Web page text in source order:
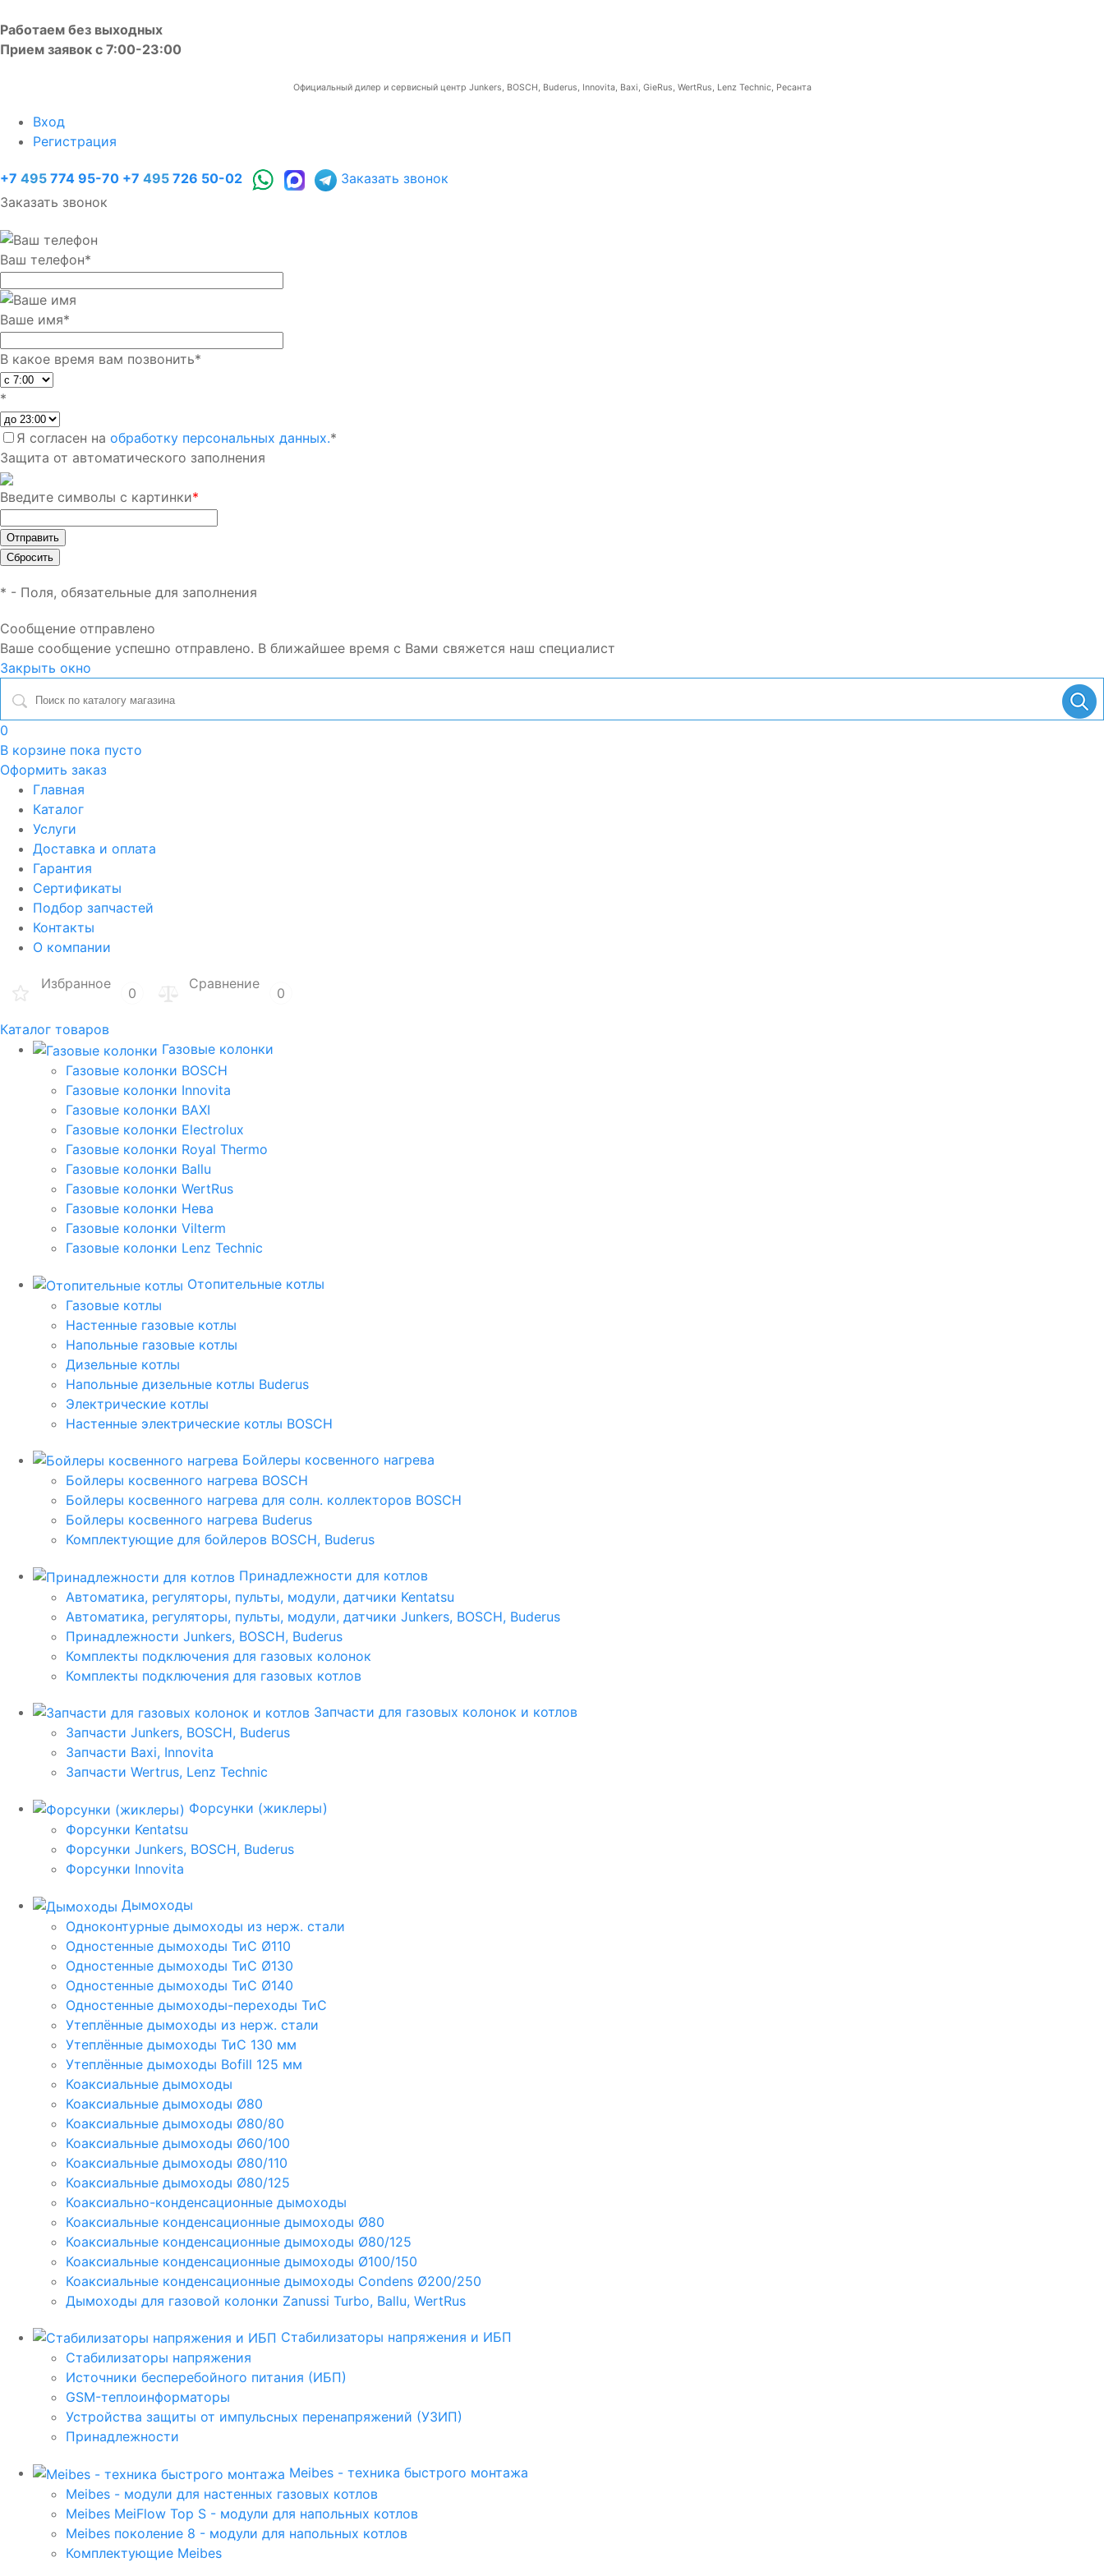
Работаем без выходных
Прием заявок с 7:00-23:00
Официальный дилер и сервисный центр Junkers, BOSCH, Buderus, Innovita, Baxi, GieRus, WertRus, Lenz Technic, Ресанта
Вход
Регистрация
+7 495 774 95-70 +7 495 726 50-02
Заказать звонок
Заказать звонок
Ваш телефон*
Ваше имя*
В какое время вам позвонить*
*
Я согласен на обработку персональных данных.*
Защита от автоматического заполнения
Введите символы с картинки*
* - Поля, обязательные для заполнения
Сообщение отправлено
Ваше сообщение успешно отправлено. В ближайшее время с Вами свяжется наш специалист
Закрыть окно
0
В корзине пока пусто
Оформить заказ
Главная
Каталог
Услуги
Доставка и оплата
Гарантия
Сертификаты
Подбор запчастей
Контакты
О компании
Избранное
0
Сравнение
0
Каталог товаров
Газовые колонки
Газовые колонки BOSCH
Газовые колонки Innovita
Газовые колонки BAXI
Газовые колонки Electrolux
Газовые колонки Royal Thermo
Газовые колонки Ballu
Газовые колонки WertRus
Газовые колонки Нева
Газовые колонки Vilterm
Газовые колонки Lenz Technic
Отопительные котлы
Газовые котлы
Настенные газовые котлы
Напольные газовые котлы
Дизельные котлы
Напольные дизельные котлы Buderus
Электрические котлы
Настенные электрические котлы BOSCH
Бойлеры косвенного нагрева
Бойлеры косвенного нагрева BOSCH
Бойлеры косвенного нагрева для солн. коллекторов BOSCH
Бойлеры косвенного нагрева Buderus
Комплектующие для бойлеров BOSCH, Buderus
Принадлежности для котлов
Автоматика, регуляторы, пульты, модули, датчики Kentatsu
Автоматика, регуляторы, пульты, модули, датчики Junkers, BOSCH, Buderus
Принадлежности Junkers, BOSCH, Buderus
Комплекты подключения для газовых колонок
Комплекты подключения для газовых котлов
Запчасти для газовых колонок и котлов
Запчасти Junkers, BOSCH, Buderus
Запчасти Baxi, Innovita
Запчасти Wertrus, Lenz Technic
Форсунки (жиклеры)
Форсунки Kentatsu
Форсунки Junkers, BOSCH, Buderus
Форсунки Innovita
Дымоходы
Одноконтурные дымоходы из нерж. стали
Одностенные дымоходы ТиС Ø110
Одностенные дымоходы ТиС Ø130
Одностенные дымоходы ТиС Ø140
Одностенные дымоходы-переходы ТиС
Утеплённые дымоходы из нерж. стали
Утеплённые дымоходы ТиС 130 мм
Утеплённые дымоходы Bofill 125 мм
Коаксиальные дымоходы
Коаксиальные дымоходы Ø80
Коаксиальные дымоходы Ø80/80
Коаксиальные дымоходы Ø60/100
Коаксиальные дымоходы Ø80/110
Коаксиальные дымоходы Ø80/125
Коаксиально-конденсационные дымоходы
Коаксиальные конденсационные дымоходы Ø80
Коаксиальные конденсационные дымоходы Ø80/125
Коаксиальные конденсационные дымоходы Ø100/150
Коаксиальные конденсационные дымоходы Condens Ø200/250
Дымоходы для газовой колонки Zanussi Turbo, Ballu, WertRus
Стабилизаторы напряжения и ИБП
Стабилизаторы напряжения
Источники бесперебойного питания (ИБП)
GSM-теплоинформаторы
Устройства защиты от импульсных перенапряжений (УЗИП)
Принадлежности
Meibes - техника быстрого монтажа
Meibes - модули для настенных газовых котлов
Meibes MeiFlow Top S - модули для напольных котлов
Meibes поколение 8 - модули для напольных котлов
Комплектующие Meibes